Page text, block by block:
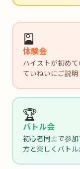
🎴
体験会
ハイストが初め
ていねいにご説明
🏆
バトル会
初心者同士で参
方と楽しくバトル